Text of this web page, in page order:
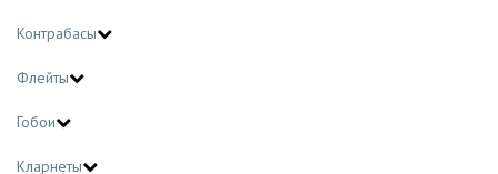
Контрабасы
Флейты
Гобои
Кларнеты